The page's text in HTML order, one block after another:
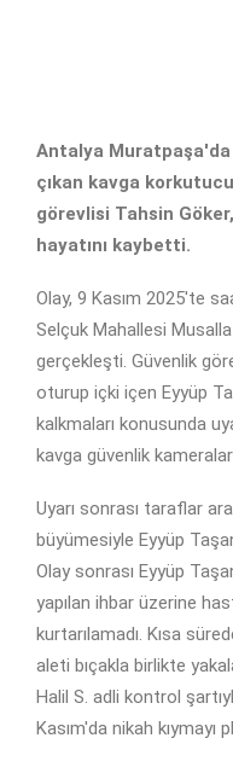
Antalya
çıkan kavga
görevlisi Tahsin
hayatını kaybetti.
Olay, 9 Kasım 2025'te
Selçuk Mahallesi
gerçekleşti. Güvenlik
oturup içki içen Eyyüp
kalkmaları konusunda
kavga güvenlik
Uyarı sonrası taraflar
büyümesiyle Eyyüp
Olay sonrası Eyyüp
yapılan ihbar üzerine
kurtarılamadı. Kısa
aleti bıçakla birlikte
Halil S. adli kontrol
Kasım'da nikah kıymayı